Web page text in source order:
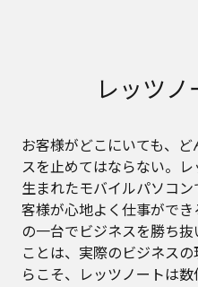
レッツノ
お客様がどこにいても、
スを止めてはならない。
生まれたモバイルパソコ
客様が心地よく仕事がで
の一台でビジネスを勝ち
ことは、実際のビジネス
らこそ、レッツノートは